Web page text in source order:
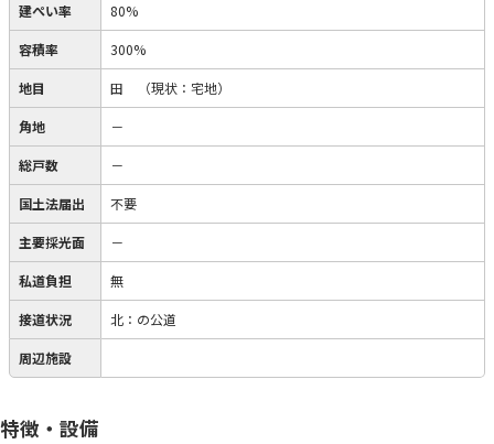
建ぺい率 80%
容積率 300%
地目 田 （現状：宅地）
角地 －
総戸数 －
国土法届出 不要
主要採光面 －
私道負担 無
接道状況 北：の公道
周辺施設
特徴・設備